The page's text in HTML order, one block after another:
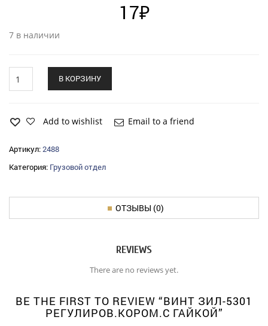
17₽
7 в наличии
ЗиЛ-5301
quantity
В КОРЗИНУ
Add to wishlist Email to a friend
Артикул:2488
Категория: Грузовой отдел
ОТЗЫВЫ (0)
REVIEWS
There are no reviews yet.
BE THE FIRST TO REVIEW “ВИНТ ЗИЛ-5301
РЕГУЛИРОВ.КОРОМ.С ГАЙКОЙ”